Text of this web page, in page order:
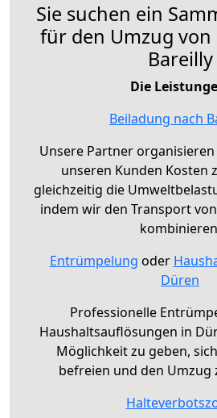
Sie suchen ein
für den Umzug von
Bareilly
Die
Beiladung nach
Unsere Partner
unseren Kunden Kosten
gleichzeitig die
indem wir den Transport
Entrümpelung oder
Düren
Professionelle
Haushaltsauflösungen in
Möglichkeit zu geben,
befreien und den Umzug